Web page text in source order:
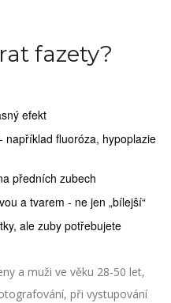
fazety?
efekt
například fluoróza, hypoplazie
předních zubech
a tvarem - ne jen „bílejší“
ale zuby potřebujete
a muži ve věku 28-50 let,
při vystupování